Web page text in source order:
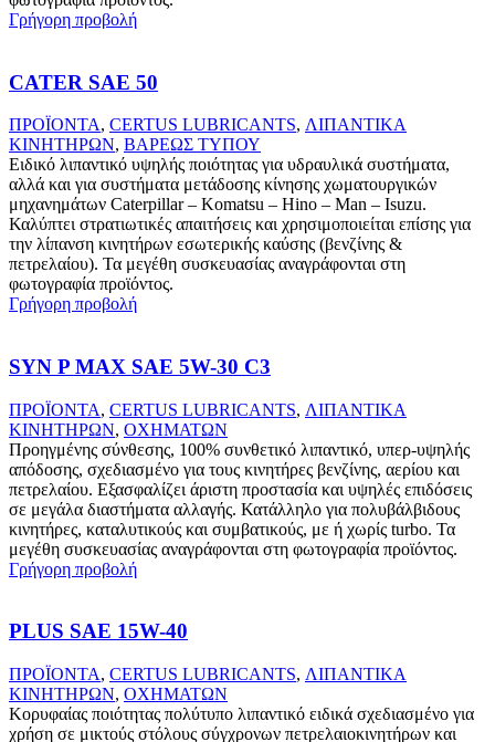
Γρήγορη προβολή
CATER SAE 50
ΠΡΟΪΟΝΤΑ, CERTUS LUBRICANTS, ΛΙΠΑΝΤΙΚΑ
ΚΙΝΗΤΗΡΩΝ, ΒΑΡΕΩΣ ΤΥΠΟΥ
Ειδικό λιπαντικό υψηλής ποιότητας για υδραυλικά συστήματα,
αλλά και για συστήματα μετάδοσης κίνησης χωματουργικών
μηχανημάτων Caterpillar – Komatsu – Hino – Man – Isuzu.
Καλύπτει στρατιωτικές απαιτήσεις και χρησιμοποιείται επίσης για
την λίπανση κινητήρων εσωτερικής καύσης (βενζίνης &
πετρελαίου). Τα μεγέθη συσκευασίας αναγράφονται στη
φωτογραφία προϊόντος.
Γρήγορη προβολή
SYN P MAX SAE 5W-30 C3
ΠΡΟΪΟΝΤΑ, CERTUS LUBRICANTS, ΛΙΠΑΝΤΙΚΑ
ΚΙΝΗΤΗΡΩΝ, ΟΧΗΜΑΤΩΝ
Προηγμένης σύνθεσης, 100% συνθετικό λιπαντικό, υπερ-υψηλής
απόδοσης, σχεδιασμένο για τους κινητήρες βενζίνης, αερίου και
πετρελαίου. Εξασφαλίζει άριστη προστασία και υψηλές επιδόσεις
σε μεγάλα διαστήματα αλλαγής. Κατάλληλο για πολυβάλβιδους
κινητήρες, καταλυτικούς και συμβατικούς, με ή χωρίς turbo. Τα
μεγέθη συσκευασίας αναγράφονται στη φωτογραφία προϊόντος.
Γρήγορη προβολή
PLUS SAE 15W-40
ΠΡΟΪΟΝΤΑ, CERTUS LUBRICANTS, ΛΙΠΑΝΤΙΚΑ
ΚΙΝΗΤΗΡΩΝ, ΟΧΗΜΑΤΩΝ
Κορυφαίας ποιότητας πολύτυπο λιπαντικό ειδικά σχεδιασμένο για
χρήση σε μικτούς στόλους σύγχρονων πετρελαιοκινητήρων και